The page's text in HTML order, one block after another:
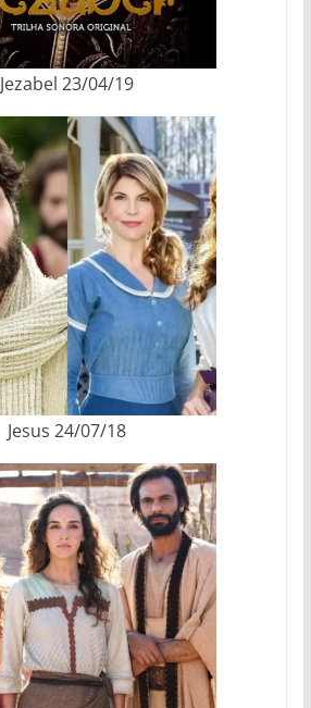
Jezabel 23/04/19
Jesus 24/07/18